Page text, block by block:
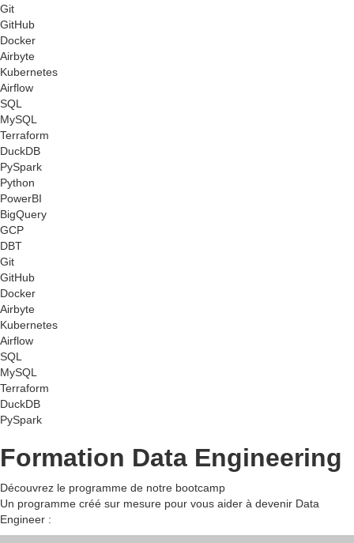
Git
GitHub
Docker
Airbyte
Kubernetes
Airflow
SQL
MySQL
Terraform
DuckDB
PySpark
Python
PowerBI
BigQuery
GCP
DBT
Git
GitHub
Docker
Airbyte
Kubernetes
Airflow
SQL
MySQL
Terraform
DuckDB
PySpark
Formation Data Engineering
Découvrez le programme de notre bootcamp
Un programme créé sur mesure pour vous aider à devenir Data
Engineer :